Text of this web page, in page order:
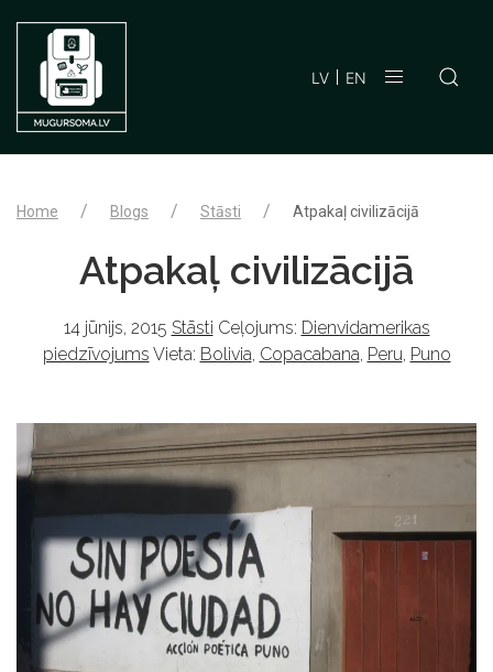
LV EN
Home Blogs Stāsti Atpakaļ civilizācijā
Atpakaļ civilizācijā
14 jūnijs, 2015 Stāsti Ceļojums: Dienvidamerikas
piedzīvojums Vieta: Bolivia, Copacabana, Peru, Puno